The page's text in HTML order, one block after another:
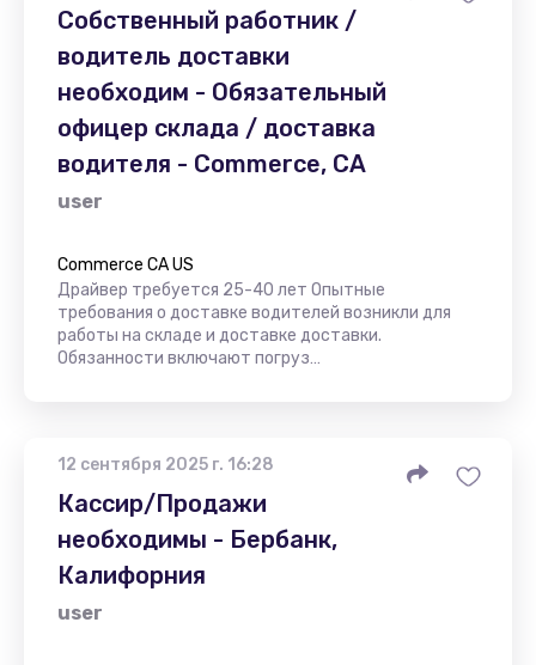
Собственный работник /
водитель доставки
необходим - Обязательный
офицер склада / доставка
водителя - Commerce, CA
user
Commerce CA US
Драйвер требуется 25-40 лет Опытные
требования о доставке водителей возникли для
работы на складе и доставке доставки.
Обязанности включают погруз…
12 сентября 2025 г. 16:28
Кассир/Продажи
необходимы - Бербанк,
Калифорния
user